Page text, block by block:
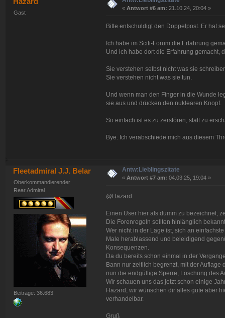
Gast
« Antwort #6 am: 21.10.24, 20:04 »
Bitte entschuldigt den Doppelpost. Er hat
Ich habe im Scifi-Forum die Erfahrung
Und ich habe dort die Erfahrung gemacht,
Sie verstehen selbst nicht was sie
Sie verstehen nicht was sie tun.
Und wenn man den Finger in die Wunde
sie aus und drücken den nuklearen Knopf.
So einfach ist es zu zerstören, statt zu
Bye. Ich verabschiede mich aus diesem
Fleetadmiral J.J. Belar
Oberkommandierender
Rear Admiral
Beiträge: 36.683
Antw:Lieblingszitate
« Antwort #7 am: 04.03.25, 19:04 »
@Hazard
Einen User hier als dumm zu bezeichnet,
Die Forenregeln sollten hinlänglich
Wer nicht in der Lage ist, sich an
Male herablassend und beleidigend
Konsequenzen.
Da du bereits schon einmal in der
Bann nur zeitlich begrenzt, mit der
nun die endgültige Sperre, Löschung des
Wir schauen uns das jetzt schon einige
Hazard, wir wünschen dir alles gute aber
verhandelbar.
Gruß